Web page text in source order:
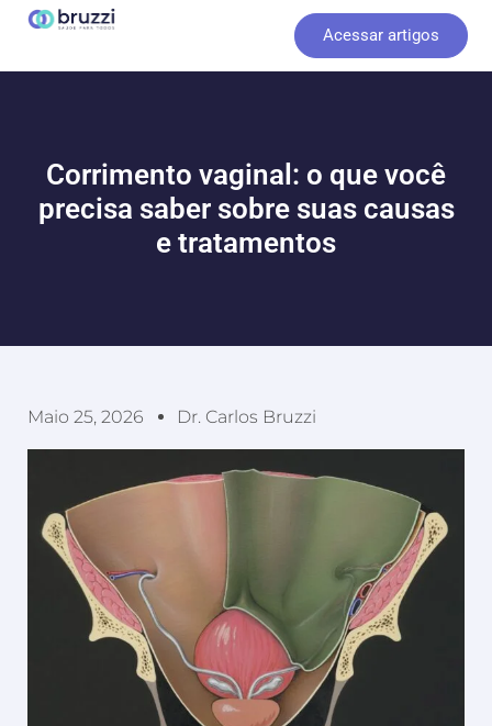
o
Acessar artigos
Corrimento vaginal: o que você
precisa saber sobre suas causas
e tratamentos
Maio 25, 2026 Dr. Carlos Bruzzi